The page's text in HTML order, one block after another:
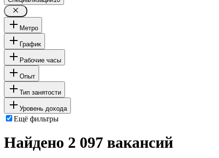
Метро
График
Рабочие часы
Опыт
Тип занятости
Уровень дохода
Ещё фильтры
Найдено 2 097 вакансий